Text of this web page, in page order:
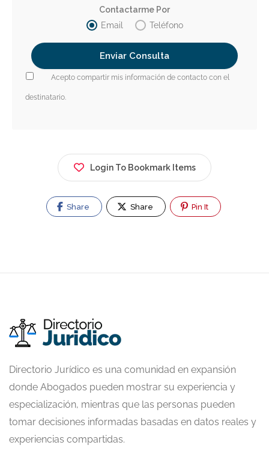
Contactarme Por
Email
Teléfono
Acepto compartir mis información de contacto con el
destinatario.
Login To Bookmark Items
Share Share Pin It
Directorio Jurídico es una comunidad en expansión
donde Abogados pueden mostrar su experiencia y
especialización, mientras que las personas pueden
tomar decisiones informadas basadas en datos reales y
experiencias compartidas.